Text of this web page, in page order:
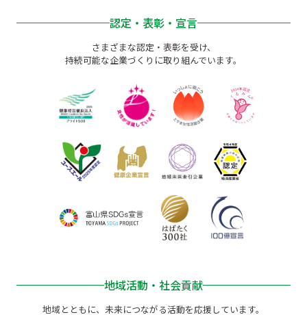
認定・表彰・宣言
さまざまな認定・表彰を受け、
持続可能な企業づくりに取り組んでいます。
地域活動・社会貢献
地域とともに、未来につながる活動を応援しています。